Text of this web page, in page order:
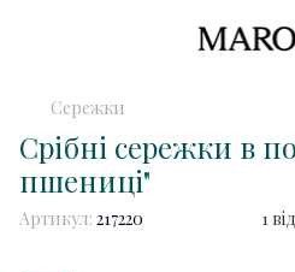
Сережки
Срібні сережки в
пшениці"
Артикул: 217220 1